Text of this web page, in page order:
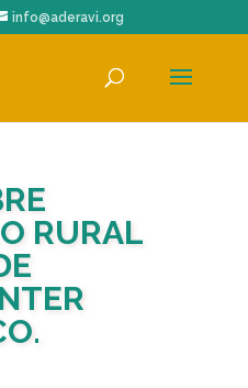
info@aderavi.org
RURAL